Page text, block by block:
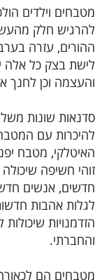
מטבחים וילדים
להרגיש חלק
ההורים, עזרה
לישת בצק כל אלה
והעצמה וכן לחנך
סדנאות שונות
להיכרות עם
האיטלקי, מטבח
זוהי חשיפה
חדשים, אנשים
לגלות אהבות
הזדמנויות
והחברתי.
מטבחים הם